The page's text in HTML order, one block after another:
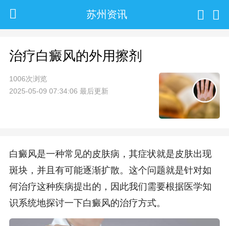
苏州资讯
治疗白癜风的外用擦剂
1006次浏览
2025-05-09 07:34:06 最后更新
白癜风是一种常见的皮肤病，其症状就是皮肤出现
斑块，并且有可能逐渐扩散。这个问题就是针对如
何治疗这种疾病提出的，因此我们需要根据医学知
识系统地探讨一下白癜风的治疗方式。